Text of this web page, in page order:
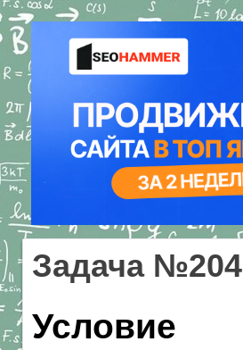
Задача №204
Условие